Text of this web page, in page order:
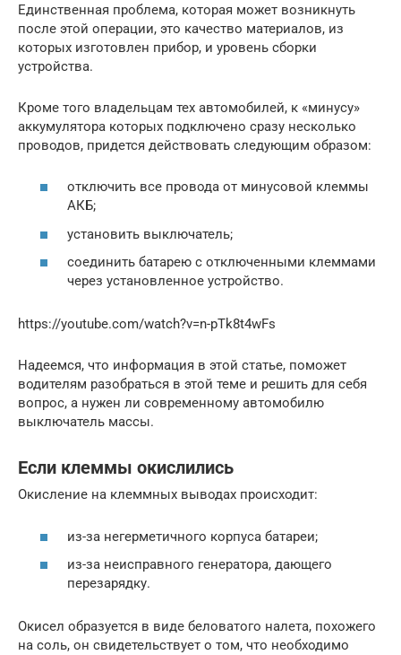
Единственная проблема, которая может возникнуть
после этой операции, это качество материалов, из
которых изготовлен прибор, и уровень сборки
устройства.
Кроме того владельцам тех автомобилей, к «минусу»
аккумулятора которых подключено сразу несколько
проводов, придется действовать следующим образом:
отключить все провода от минусовой клеммы
АКБ;
установить выключатель;
соединить батарею с отключенными клеммами
через установленное устройство.
https://youtube.com/watch?v=n-pTk8t4wFs
Надеемся, что информация в этой статье, поможет
водителям разобраться в этой теме и решить для себя
вопрос, а нужен ли современному автомобилю
выключатель массы.
Если клеммы окислились
Окисление на клеммных выводах происходит:
из-за негерметичного корпуса батареи;
из-за неисправного генератора, дающего
перезарядку.
Окисел образуется в виде беловатого налета, похожего
на соль, он свидетельствует о том, что необходимо